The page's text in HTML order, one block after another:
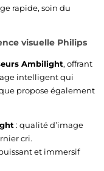
rapide, soin du
visuelle Philips
Ambilight, offrant
intelligent qui
propose également
: qualité d’image
cri.
et immersif